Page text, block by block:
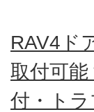
RAV4ド
取付可能
付・ト